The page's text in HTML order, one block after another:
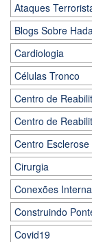
Ataques
Blogs Sobre
Cardiologia
Células Tronco
Centro de
Centro de
Centro
Cirurgia
Conexões
Construindo
Covid19